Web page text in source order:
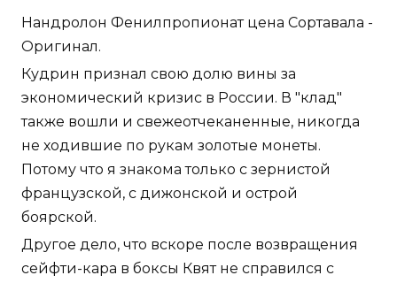
Нандролон Фенилпропионат цена Сортавала -
Оригинал.
Кудрин признал свою долю вины за
экономический кризис в России. В "клад"
также вошли и свежеотчеканенные, никогда
не ходившие по рукам золотые монеты.
Потому что я знакома только с зернистой
французской, с дижонской и острой
боярской.
Другое дело, что вскоре после возвращения
сейфти-кара в боксы Квят не справился с